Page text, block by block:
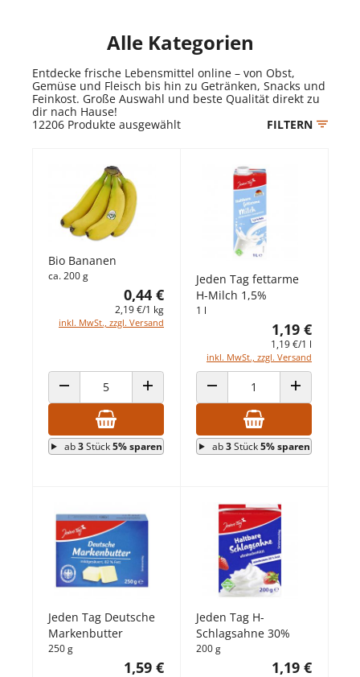
Alle Kategorien
Entdecke frische Lebensmittel online – von Obst,
Gemüse und Fleisch bis hin zu Getränken, Snacks und
Feinkost. Große Auswahl und beste Qualität direkt zu
dir nach Hause!
12206 Produkte ausgewählt FILTERN
Bio Bananen
ca. 200 g
0,44 €
2,19 €/1 kg
inkl. MwSt., zzgl. Versand
ANZAHL VERRINGERNANZAHL ERHÖHEN
ab3Stück5% sparen
Jeden Tag fettarme
H-Milch 1,5%
1 l
1,19 €
1,19 €/1 l
inkl. MwSt., zzgl. Versand
ANZAHL VERRINGERNANZAHL
ab3Stück5% sparen
Jeden Tag Deutsche
Markenbutter
250 g
1,59 €
Jeden Tag H-
Schlagsahne 30%
200 g
1,19 €